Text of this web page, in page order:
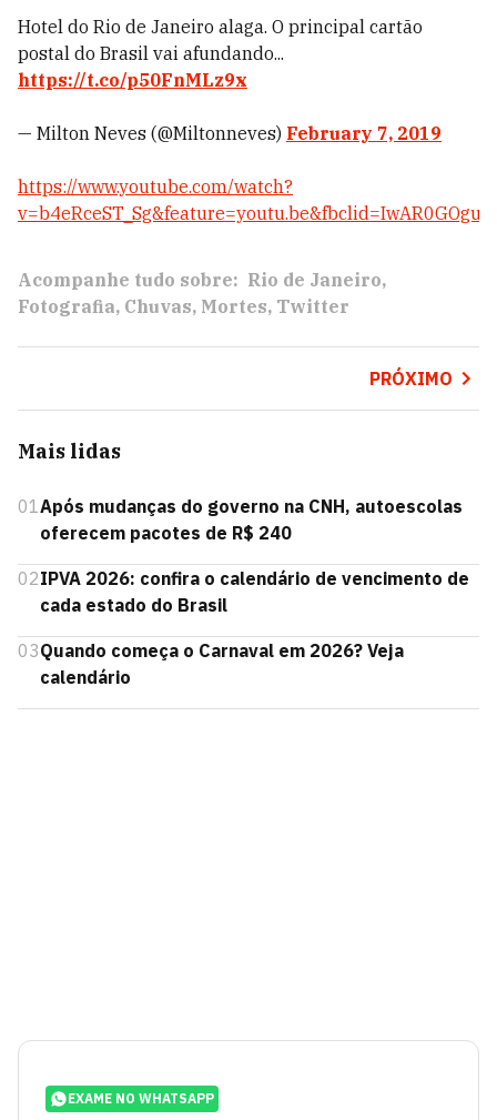
Hotel do Rio de Janeiro alaga. O principal cartão
postal do Brasil vai afundando...
https://t.co/p50FnMLz9x
— Milton Neves (@Miltonneves) February 7, 2019
https://www.youtube.com/watch?
Acompanhe tudo sobre: Rio de Janeiro
Fotografia Chuvas Mortes Twitter
PRÓXIMO
Mais lidas
01Após mudanças do governo na CNH, autoescolas
oferecem pacotes de R$ 240
02IPVA 2026: confira o calendário de vencimento de
cada estado do Brasil
03Quando começa o Carnaval em 2026? Veja
calendário
EXAME NO WHATSAPP